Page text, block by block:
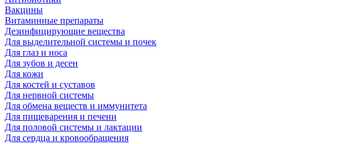
Вакцины
Витаминные препараты
Дезинфицирующие вещества
Для выделительной системы и почек
Для глаз и носа
Для зубов и десен
Для кожи
Для костей и суставов
Для нервной системы
Для обмена веществ и иммунитета
Для пищеварения и печени
Для половой системы и лактации
Для сердца и кровообращения